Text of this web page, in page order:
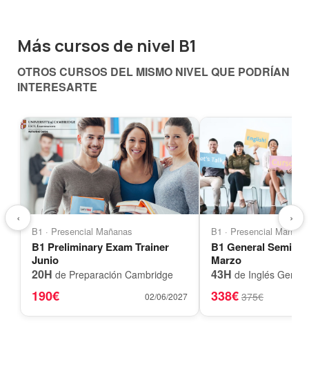
Más cursos de nivel B1
OTROS CURSOS DEL MISMO NIVEL QUE PODRÍAN
INTERESARTE
B1 · Presencial Mañanas
B1 Preliminary Exam Trainer
Junio
20H de Preparación Cambridge
190€ 02/06/2027
B1 · Presencial
B1 General Semi-
Marzo
43H de Inglés
338€ 375€
‹ ›